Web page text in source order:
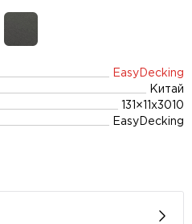
EasyDecking
Китай
131×11х3010
EasyDecking